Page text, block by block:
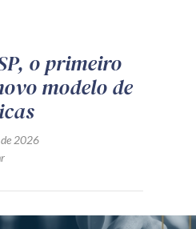
o primeiro
modelo de
de 2026